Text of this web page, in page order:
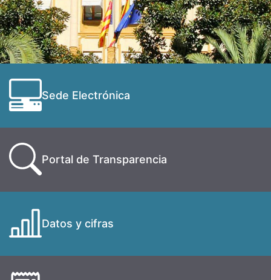
Sede Electrónica
Portal de Transparencia
Datos y cifras